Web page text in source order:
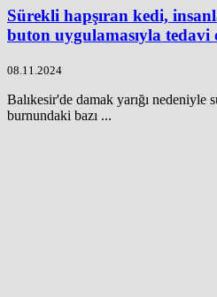
Sürekli hapşıran kedi,
buton uygulamasıyla tedavi
08.11.2024
Balıkesir'de damak yarığı nedeniyle
burnundaki bazı ...